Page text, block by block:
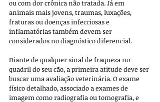
ou com dor crônica não tratada. Já em
animais mais jovens, traumas, luxações,
fraturas ou doenças infecciosas e
inflamatórias também devem ser
considerados no diagnóstico diferencial.
Diante de qualquer sinal de fraqueza no
quadril do seu cão, a primeira atitude deve ser
buscar uma avaliação veterinária. O exame
físico detalhado, associado a exames de
imagem como radiografia ou tomografia, e